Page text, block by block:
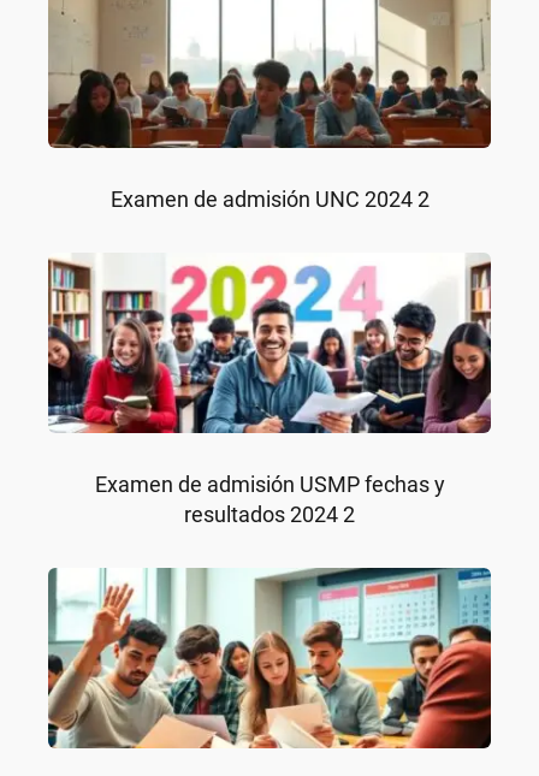
Examen de admisión UNC 2024 2
Examen de admisión USMP fechas y
resultados 2024 2